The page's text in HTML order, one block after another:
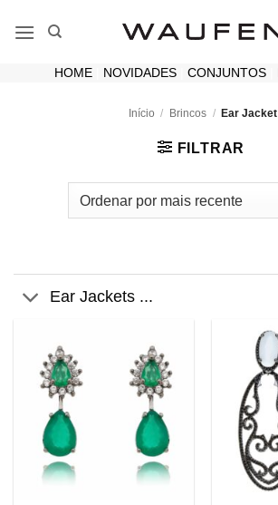
HOME| NOVIDADES| CONJUNTOS|
Início / Brincos / Ear Jacket
FILTRAR
Ear Jackets ...